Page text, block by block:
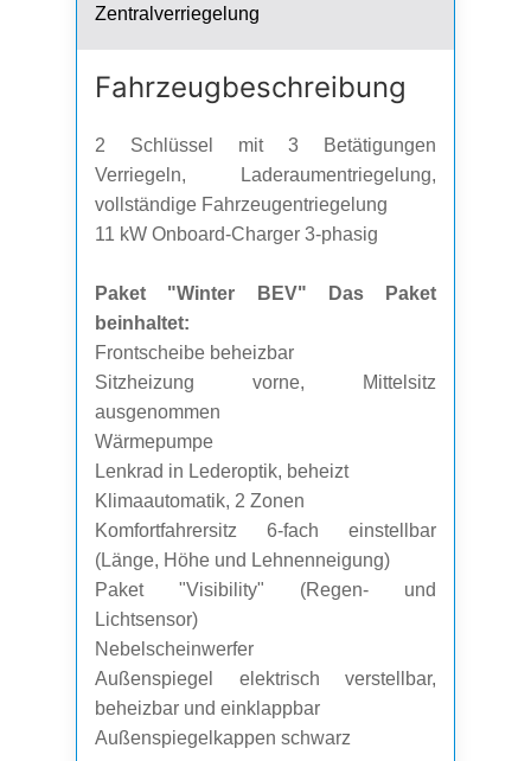
Zentralverriegelung
Fahrzeug­beschreibung
2 Schlüssel mit 3 Betätigungen
Verriegeln, Laderaumentriegelung,
vollständige Fahrzeugentriegelung
11 kW Onboard-Charger 3-phasig
Paket "Winter BEV" Das Paket
beinhaltet:
Frontscheibe beheizbar
Sitzheizung vorne, Mittelsitz
ausgenommen
Wärmepumpe
Lenkrad in Lederoptik, beheizt
Klimaautomatik, 2 Zonen
Komfortfahrersitz 6-fach einstellbar
(Länge, Höhe und Lehnenneigung)
Paket "Visibility" (Regen- und
Lichtsensor)
Nebelscheinwerfer
Außenspiegel elektrisch verstellbar,
beheizbar und einklappbar
Außenspiegelkappen schwarz